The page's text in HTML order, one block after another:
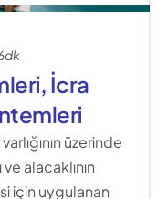
İcra
üzerinde
alacaklının
için uygulanan